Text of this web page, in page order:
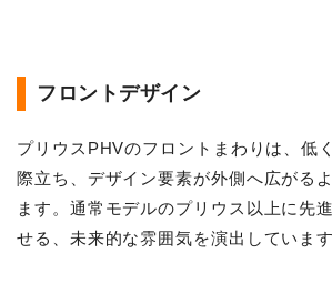
フロントデザイン
プリウスPHVのフロントまわりは、低
際立ち、デザイン要素が外側へ広がる
ます。通常モデルのプリウス以上に先
せる、未来的な雰囲気を演出しています